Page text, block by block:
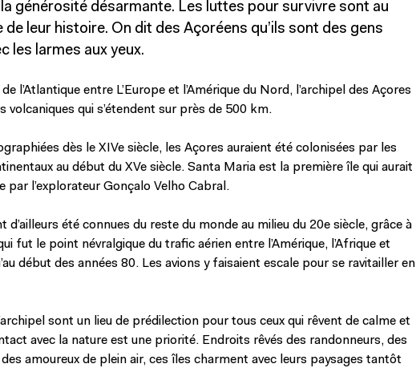
générosité désarmante. Les luttes pour survivre sont au
leur histoire. On dit des Açoréens qu’ils sont des gens
les larmes aux yeux.
l’Atlantique entre L’Europe et l’Amérique du Nord, l’archipel des Açores
volcaniques qui s’étendent sur près de 500 km.
dès le XIVe siècle, les Açores auraient été colonisées par les
au début du XVe siècle. Santa Maria est la première île qui aurait
par l’explorateur Gonçalo Velho Cabral.
d’ailleurs été connues du reste du monde au milieu du 20e siècle, grâce à
fut le point névralgique du trafic aérien entre l’Amérique, l’Afrique et
début des années 80. Les avions y faisaient escale pour se ravitailler en
sont un lieu de prédilection pour tous ceux qui rêvent de calme et
avec la nature est une priorité. Endroits rêvés des randonneurs, des
amoureux de plein air, ces îles charment avec leurs paysages tantôt